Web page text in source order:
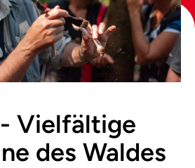
Vielfältige
des Waldes